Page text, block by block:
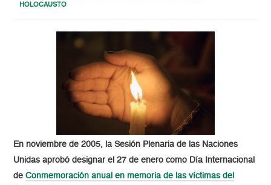
HOLOCAUSTO
En noviembre de 2005, la Sesión Plenaria de las Naciones
Unidas aprobó designar el 27 de enero como Día Internacional
deConmemoración anual en memoria de las víctimas del